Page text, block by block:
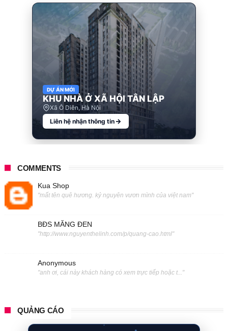
DỰ ÁN MỚI
KHU NHÀ Ở XÃ HỘI TÂN LẬP
Xã Ô Diên, Hà Nội
Liên hệ nhận thông tin
COMMENTS
Kua Shop
"mất tên quê hương. kỷ nguyên vươn mình của việt nam"
BĐS MĂNG ĐEN
"http://www.nguyenthelinh.com/p/quang-cao.html"
Anonymous
"anh ơi, cái này khách hàng có xem trực tiếp hoặc t..."
QUẢNG CÁO